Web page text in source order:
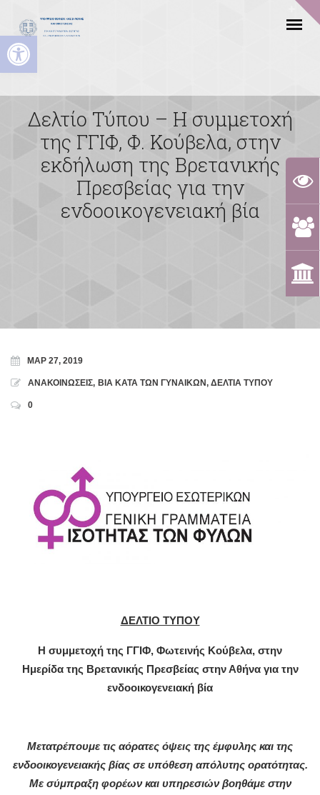
Ανοίξτε τη γραμμή εργαλείων
Δελτίο Τύπου – Η συμμετοχή
της ΓΓΙΦ, Φ. Κούβελα, στην
εκδήλωση της Βρετανικής
Πρεσβείας για την
ενδοοικογενειακή βία
ΜΑΡ 27, 2019
ΑΝΑΚΟΙΝΩΣΕΙΣ, ΒΙΑ ΚΑΤΑ ΤΩΝ ΓΥΝΑΙΚΩΝ, ΔΕΛΤΙΑ ΤΥΠΟΥ
0
ΔΕΛΤΙΟ ΤΥΠΟΥ
Η συμμετοχή της ΓΓΙΦ, Φωτεινής Κούβελα, στην
Ημερίδα της Βρετανικής Πρεσβείας στην Αθήνα για την
ενδοοικογενειακή βία
Μετατρέπουμε τις αόρατες όψεις της έμφυλης και της
ενδοοικογενειακής βίας σε υπόθεση απόλυτης ορατότητας.
Με σύμπραξη φορέων και υπηρεσιών βοηθάμε στην